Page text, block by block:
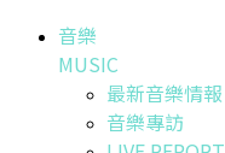
音樂
MUSIC
最新音樂情報
音樂專訪